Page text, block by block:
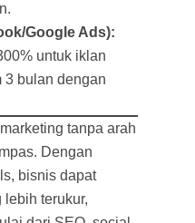
Google Ads):
untuk iklan
3 bulan dengan
tanpa arah
Dengan
bisnis dapat
lebih terukur,